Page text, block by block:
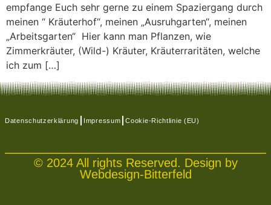
empfange Euch sehr gerne zu einem Spaziergang durch
meinen “ Kräuterhof“, meinen „Ausruhgarten“, meinen
„Arbeitsgarten“ Hier kann man Pflanzen, wie
Zimmerkräuter, (Wild-) Kräuter, Kräuterraritäten, welche
ich zum […]
Datenschutzerklärung Impressum Cookie-Richtlinie (EU)
© 2024 All rights Reserved. Design by
Webdesign-Bitterfeld